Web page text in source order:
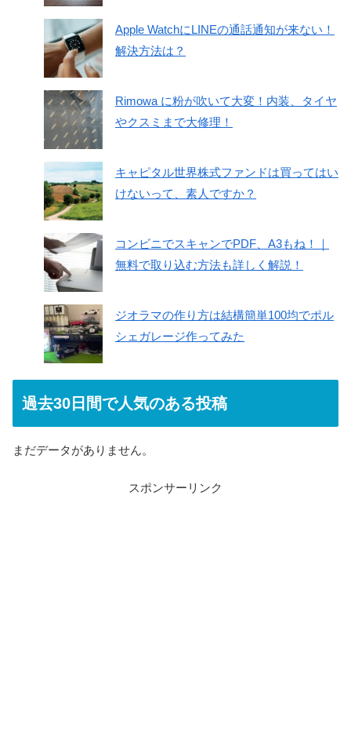
Apple WatchにLINEの通話通知が来ない！
解決方法は？
Rimowa に粉が吹いて大変！内装、タイヤ
やクスミまで大修理！
キャピタル世界株式ファンドは買ってはい
けないって、素人ですか？
コンビニでスキャンでPDF、A3もね！｜
無料で取り込む方法も詳しく解説！
ジオラマの作り方は結構簡単100均でポル
シェガレージ作ってみた
過去30日間で人気のある投稿
まだデータがありません。
スポンサーリンク